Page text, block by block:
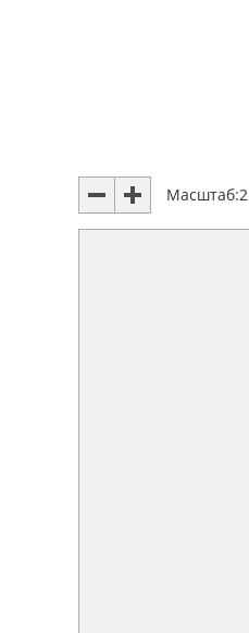
Масштаб:2